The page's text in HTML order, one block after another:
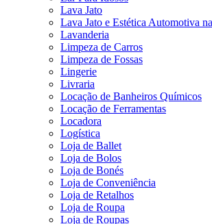
Lava Jato
Lava Jato e Estética Automotiva
Lavanderia
Limpeza de Carros
Limpeza de Fossas
Lingerie
Livraria
Locação de Banheiros Químicos
Locação de Ferramentas
Locadora
Logística
Loja de Ballet
Loja de Bolos
Loja de Bonés
Loja de Conveniência
Loja de Retalhos
Loja de Roupa
Loja de Roupas